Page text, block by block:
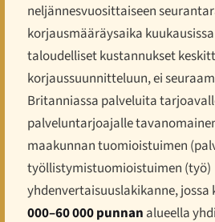
neljännesvuosittaiseen
korjausmääräysaika
taloudelliset kustannukset
korjaussuunnitteluun, ei
Britanniassa palveluita
palveluntarjoajalle
maakunnan tuomioistuimen
työllistymistuomioistuimen (työ)
yhdenvertaisuuslakikanne,
000–60 000 punnan alueella